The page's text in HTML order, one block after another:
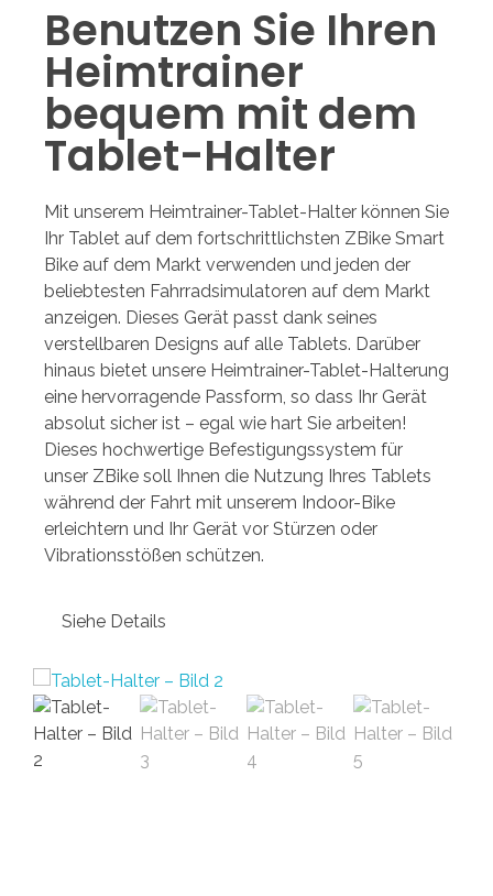
Benutzen Sie Ihren
Heimtrainer
bequem mit dem
Tablet-Halter
Mit unserem Heimtrainer-Tablet-Halter können Sie
Ihr Tablet auf dem fortschrittlichsten ZBike Smart
Bike auf dem Markt verwenden und jeden der
beliebtesten Fahrradsimulatoren auf dem Markt
anzeigen. Dieses Gerät passt dank seines
verstellbaren Designs auf alle Tablets. Darüber
hinaus bietet unsere Heimtrainer-Tablet-Halterung
eine hervorragende Passform, so dass Ihr Gerät
absolut sicher ist – egal wie hart Sie arbeiten!
Dieses hochwertige Befestigungssystem für
unser ZBike soll Ihnen die Nutzung Ihres Tablets
während der Fahrt mit unserem Indoor-Bike
erleichtern und Ihr Gerät vor Stürzen oder
Vibrationsstößen schützen.
Siehe Details